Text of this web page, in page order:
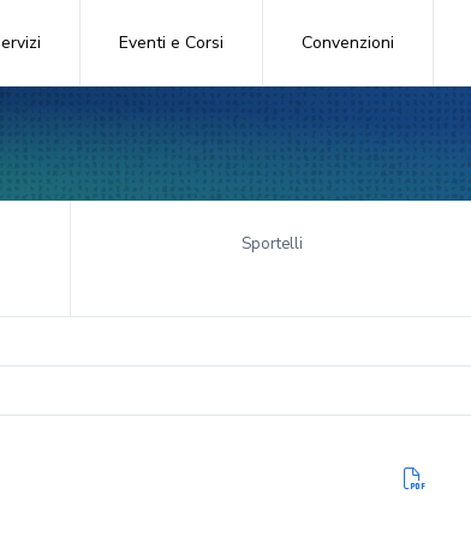
Eventi e Corsi Convenzioni
Sportelli